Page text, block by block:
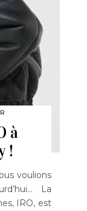
à
!
voulions
La
IRO, est